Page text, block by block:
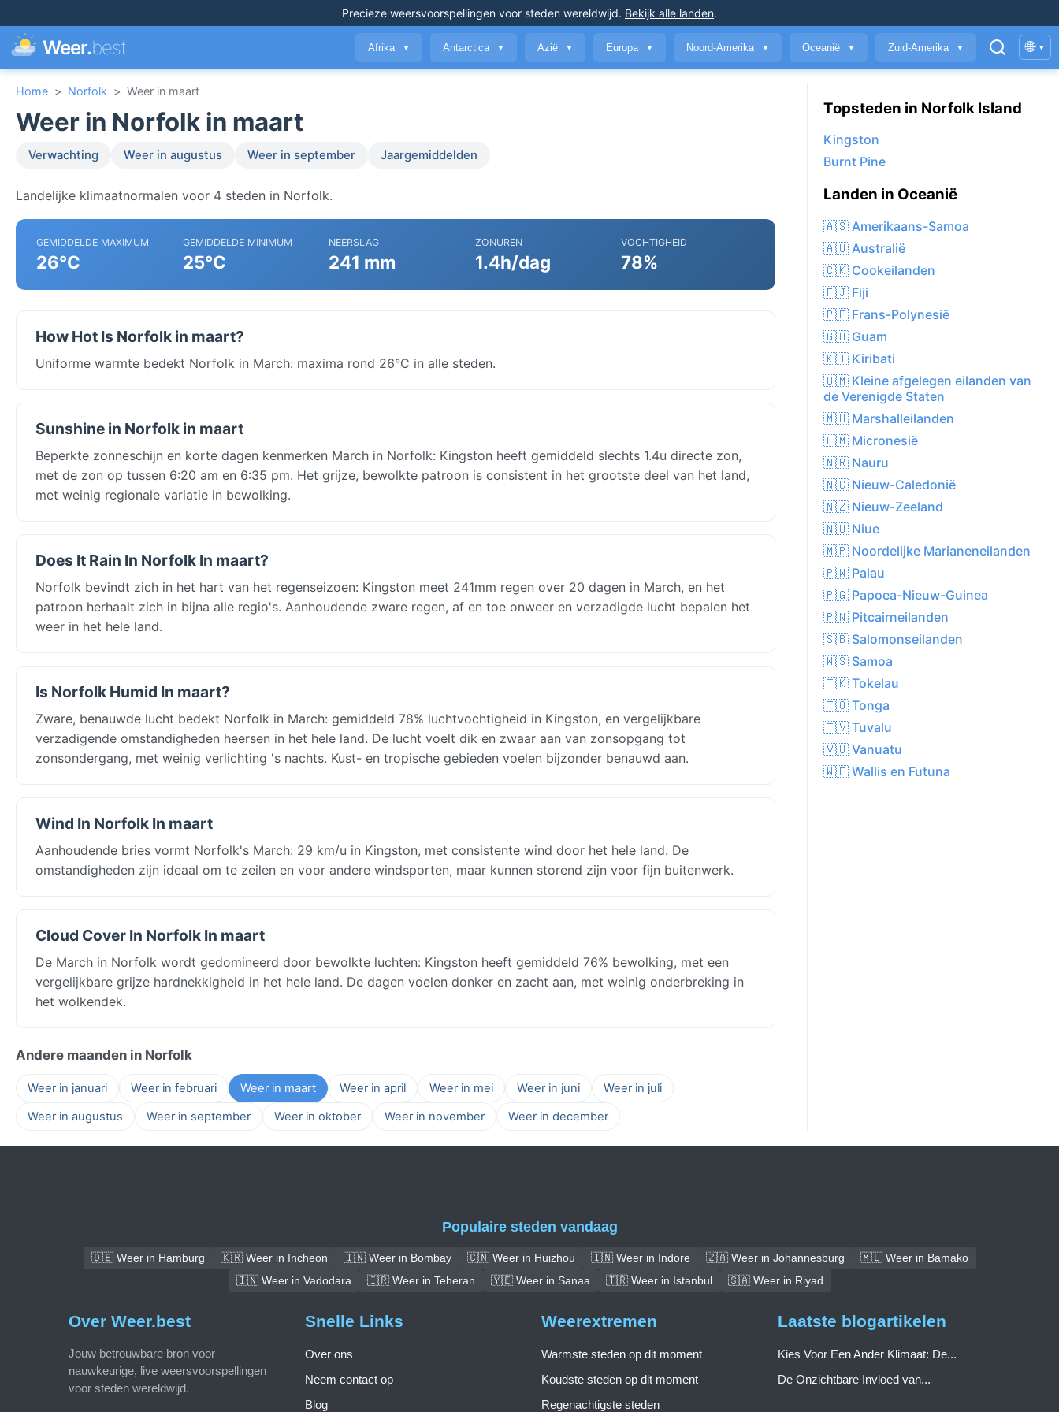
Precieze weersvoorspellingen voor steden wereldwijd. Bekijk alle landen.
Weer.best Afrika ▼ Antarctica ▼ Azië ▼ Europa ▼ Noord-Amerika ▼ Oceanië ▼ Zuid-Amerika ▼ 🌐 ▾
Home > Norfolk > Weer in maart
Weer in Norfolk in maart
Verwachting Weer in augustus Weer in september Jaargemiddelden
Landelijke klimaatnormalen voor 4 steden in Norfolk.
GEMIDDELDE MAXIMUM
26°C
GEMIDDELDE MINIMUM
25°C
NEERSLAG
241 mm
ZONUREN
1.4h/dag
VOCHTIGHEID
78%
How Hot Is Norfolk in maart?
Uniforme warmte bedekt Norfolk in March: maxima rond 26°C in alle steden.
Sunshine in Norfolk in maart
Beperkte zonneschijn en korte dagen kenmerken March in Norfolk: Kingston heeft gemiddeld slechts 1.4u directe zon,
met de zon op tussen 6:20 am en 6:35 pm. Het grijze, bewolkte patroon is consistent in het grootste deel van het land,
met weinig regionale variatie in bewolking.
Does It Rain In Norfolk In maart?
Norfolk bevindt zich in het hart van het regenseizoen: Kingston meet 241mm regen over 20 dagen in March, en het
patroon herhaalt zich in bijna alle regio's. Aanhoudende zware regen, af en toe onweer en verzadigde lucht bepalen het
weer in het hele land.
Is Norfolk Humid In maart?
Zware, benauwde lucht bedekt Norfolk in March: gemiddeld 78% luchtvochtigheid in Kingston, en vergelijkbare
verzadigende omstandigheden heersen in het hele land. De lucht voelt dik en zwaar aan van zonsopgang tot
zonsondergang, met weinig verlichting 's nachts. Kust- en tropische gebieden voelen bijzonder benauwd aan.
Wind In Norfolk In maart
Aanhoudende bries vormt Norfolk's March: 29 km/u in Kingston, met consistente wind door het hele land. De
omstandigheden zijn ideaal om te zeilen en voor andere windsporten, maar kunnen storend zijn voor fijn buitenwerk.
Cloud Cover In Norfolk In maart
De March in Norfolk wordt gedomineerd door bewolkte luchten: Kingston heeft gemiddeld 76% bewolking, met een
vergelijkbare grijze hardnekkigheid in het hele land. De dagen voelen donker en zacht aan, met weinig onderbreking in
het wolkendek.
Andere maanden in Norfolk
Weer in januari Weer in februari Weer in maart Weer in april Weer in mei Weer in juni
Weer in juli
Weer in augustus
Weer in september Weer in oktober Weer in november Weer in december
Topsteden in Norfolk Island
Kingston
Burnt Pine
Landen in Oceanië
🇦🇸 Amerikaans-Samoa
🇦🇺 Australië
🇨🇰 Cookeilanden
🇫🇯 Fiji
🇵🇫 Frans-Polynesië
🇬🇺 Guam
🇰🇮 Kiribati
🇺🇲 Kleine afgelegen eilanden van
de Verenigde Staten
🇲🇭 Marshalleilanden
🇫🇲 Micronesië
🇳🇷 Nauru
🇳🇨 Nieuw-Caledonië
🇳🇿 Nieuw-Zeeland
🇳🇺 Niue
🇲🇵 Noordelijke Marianeneilanden
🇵🇼 Palau
🇵🇬 Papoea-Nieuw-Guinea
🇵🇳 Pitcairneilanden
🇸🇧 Salomonseilanden
🇼🇸 Samoa
🇹🇰 Tokelau
🇹🇴 Tonga
🇹🇻 Tuvalu
🇻🇺 Vanuatu
🇼🇫 Wallis en Futuna
Populaire steden vandaag
🇩🇪 Weer in Hamburg 🇰🇷 Weer in Incheon 🇮🇳 Weer in Bombay 🇨🇳 Weer in Huizhou 🇮🇳 Weer in Indore 🇿🇦 Weer in Johannesburg
🇲🇱 Weer in Bamako
🇮🇳 Weer in Vadodara
🇮🇷 Weer in Teheran 🇾🇪 Weer in Sanaa 🇹🇷 Weer in Istanbul 🇸🇦 Weer in Riyad
Over Weer.best
Jouw betrouwbare bron voor
nauwkeurige, live weersvoorspellingen
voor steden wereldwijd.
Snelle Links
Over ons
Neem contact op
Blog
Weerextremen
Warmste steden op dit moment
Koudste steden op dit moment
Regenachtigste steden
Laatste blogartikelen
Kies Voor Een Ander Klimaat: De...
De Onzichtbare Invloed van...